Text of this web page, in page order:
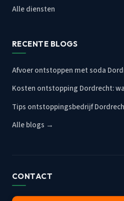
Alle diensten
RECENTE BLOGS
Afvoer ontstoppen met soda
Kosten ontstopping Dordrecht:
Tips ontstoppingsbedrijf
Alle blogs →
CONTACT